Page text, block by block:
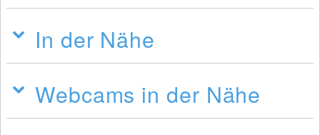
In der Nähe
Webcams in der Nähe